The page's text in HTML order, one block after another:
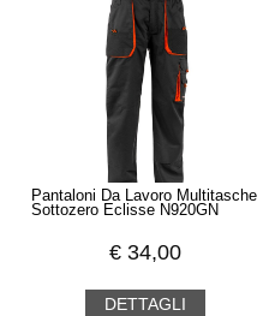
Pantaloni Da Lavoro Multitasche
Sottozero Eclisse N920GN
€ 34,00
DETTAGLI